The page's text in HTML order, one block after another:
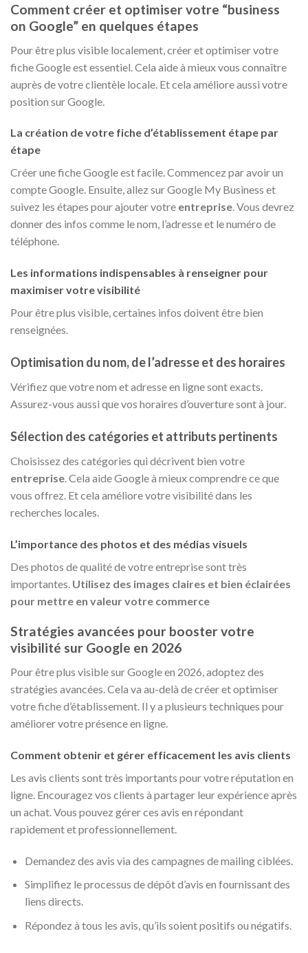
Comment créer et optimiser votre “business
on Google” en quelques étapes
Pour être plus visible localement, créer et optimiser votre
fiche Google est essentiel. Cela aide à mieux vous connaître
auprès de votre clientèle locale. Et cela améliore aussi votre
position sur Google.
La création de votre fiche d’établissement étape par
étape
Créer une fiche Google est facile. Commencez par avoir un
compte Google. Ensuite, allez sur Google My Business et
suivez les étapes pour ajouter votre entreprise. Vous devrez
donner des infos comme le nom, l’adresse et le numéro de
téléphone.
Les informations indispensables à renseigner pour
maximiser votre visibilité
Pour être plus visible, certaines infos doivent être bien
renseignées.
Optimisation du nom, de l’adresse et des horaires
Vérifiez que votre nom et adresse en ligne sont exacts.
Assurez-vous aussi que vos horaires d’ouverture sont à jour.
Sélection des catégories et attributs pertinents
Choisissez des catégories qui décrivent bien votre
entreprise . Cela aide Google à mieux comprendre ce que
vous offrez. Et cela améliore votre visibilité dans les
recherches locales.
L’importance des photos et des médias visuels
Des photos de qualité de votre entreprise sont très
importantes. Utilisez des images claires et bien éclairées
pour mettre en valeur votre commerce
Stratégies avancées pour booster votre
visibilité sur Google en 2026
Pour être plus visible sur Google en 2026, adoptez des
stratégies avancées. Cela va au-delà de créer et optimiser
votre fiche d’établissement. Il y a plusieurs techniques pour
améliorer votre présence en ligne.
Comment obtenir et gérer efficacement les avis clients
Les avis clients sont très importants pour votre réputation en
ligne. Encouragez vos clients à partager leur expérience après
un achat. Vous pouvez gérer ces avis en répondant
rapidement et professionnellement.
Demandez des avis via des campagnes de mailing ciblées.
Simplifiez le processus de dépôt d’avis en fournissant des
liens directs.
Répondez à tous les avis, qu’ils soient positifs ou négatifs.